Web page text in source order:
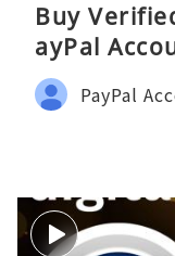
Buy
ayPal
PayPal